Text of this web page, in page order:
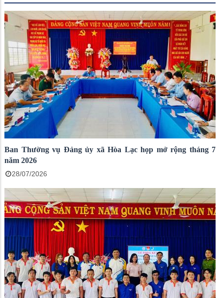
Ban Thường vụ Đảng ủy xã Hòa Lạc họp mở rộng tháng 7
năm 2026
28/07/2026